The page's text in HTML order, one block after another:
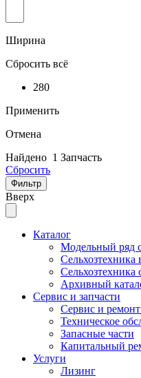
Ширина
Сбросить всё
280
Применить
Отмена
Найдено 1 Запчасть
Сбросить
Фильтр
Вверх
Каталог
Модельный ряд
Сельхозтехника
Сельхозтехника
Архивный
Сервис и запчасти
Сервис и ремонт
Техническое
Запасные части
Капитальный
Услуги
Лизинг